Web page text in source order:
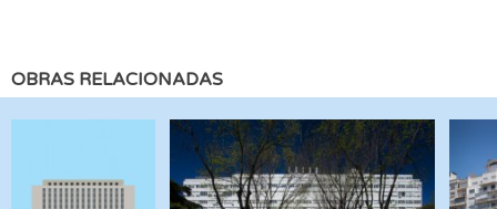
OBRAS RELACIONADAS